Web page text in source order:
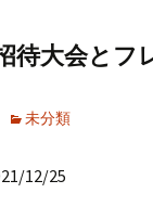
待大会とフ
未分類
12/25